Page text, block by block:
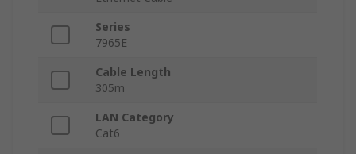
Series
7965E
Cable Length
305m
LAN Category
Cat6